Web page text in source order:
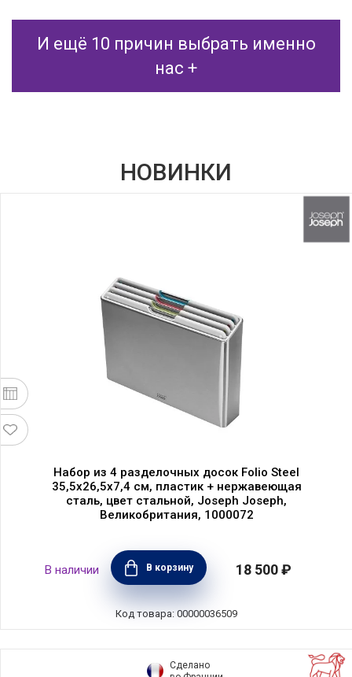
И ещё 10 причин выбрать именно
нас +
НОВИНКИ
Набор из 4 разделочных досок Folio Steel
35,5х26,5х7,4 см, пластик + нержавеющая
сталь, цвет стальной, Joseph Joseph,
Великобритания, 1000072
В наличии В корзину 18 500 ₽
Код товара: 00000036509
Сделано